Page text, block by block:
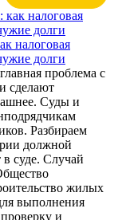
налоговая
долги
проблема с
сделают
Суды и
Разбираем
должной
суде. Случай
жилых
выполнения
и